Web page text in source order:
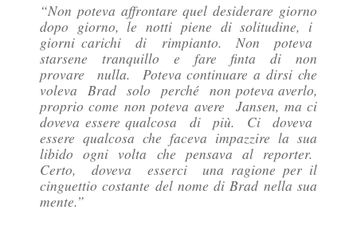
“Non poteva affrontare quel desiderare giorno
dopo giorno, le notti piene di solitudine, i
giorni carichi di rimpianto. Non poteva
starsene tranquillo e fare finta di non
provare nulla. Poteva continuare a dirsi che
voleva Brad solo perché non poteva averlo,
proprio come non poteva avere Jansen, ma ci
doveva essere qualcosa di più. Ci doveva
essere qualcosa che faceva impazzire la sua
libido ogni volta che pensava al reporter.
Certo, doveva esserci una ragione per il
cinguettio costante del nome di Brad nella sua
mente.”